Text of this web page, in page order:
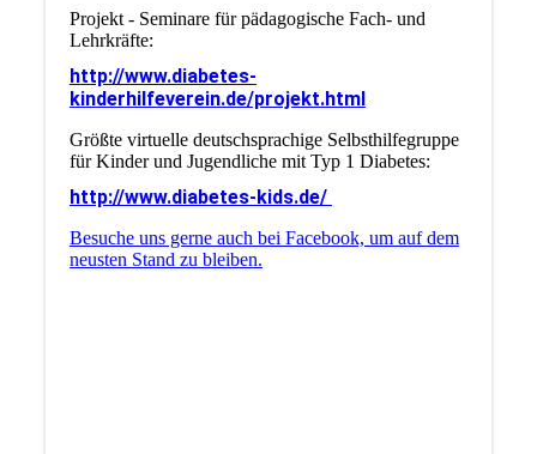
Projekt - Seminare für pädagogische Fach- und
Lehrkräfte:
http://www.diabetes-
kinderhilfeverein.de/projekt.html
Größte virtuelle deutschsprachige Selbsthilfegruppe
für Kinder und Jugendliche mit Typ 1 Diabetes:
http://www.diabetes-kids.de/
Besuche uns gerne auch bei Facebook, um auf dem
neusten Stand zu bleiben.